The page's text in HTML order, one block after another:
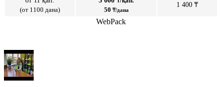
(от 1100 дана)
50 ₸/дана
1 400 ₸
WebPack